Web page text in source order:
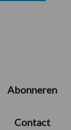
Abonneren
Contact